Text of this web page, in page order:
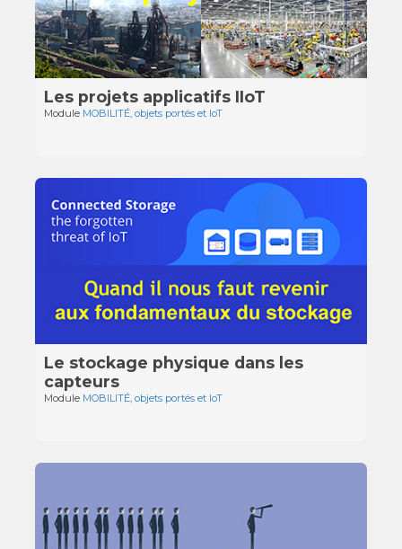
Les projets applicatifs IIoT
Module MOBILITÉ, objets portés et IoT
Le stockage physique dans les
capteurs
Module MOBILITÉ, objets portés et IoT